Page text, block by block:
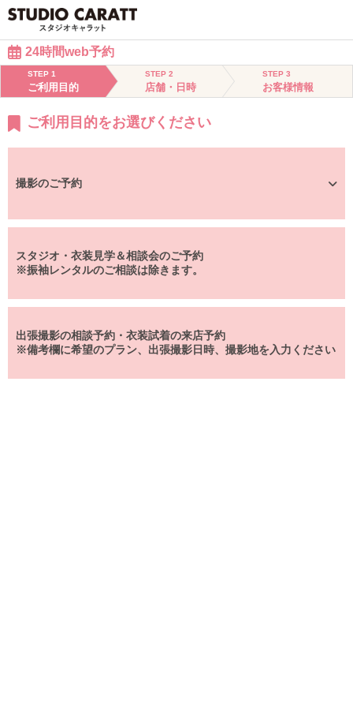
24時間web予約
STEP 1
ご利用目的
STEP 2
店舗・日時
STEP 3
お客様情報
ご利用目的をお選びください
撮影のご予約
スタジオ・衣装見学＆相談会のご予約
※振袖レンタルのご相談は除きます。
出張撮影の相談予約・衣装試着の来店予約
※備考欄に希望のプラン、出張撮影日時、撮影地を入力ください